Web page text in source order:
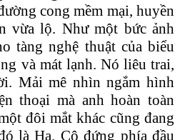
cong mềm mại, huyền
vừa lộ. Như một bức ảnh
tàng nghệ thuật của biểu
và mát lạnh. Nó liêu trai,
Mải mê nhìn ngắm hình
thoại mà anh hoàn toàn
đôi mắt khác cũng đang
là Hạ. Cô đứng phía đầu